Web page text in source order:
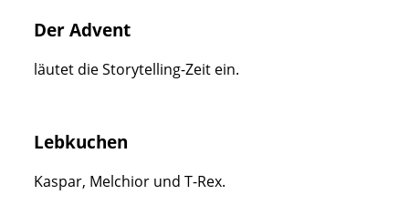
Der Advent
läutet die Storytelling-Zeit ein.
Lebkuchen
Kaspar, Melchior und T-Rex.